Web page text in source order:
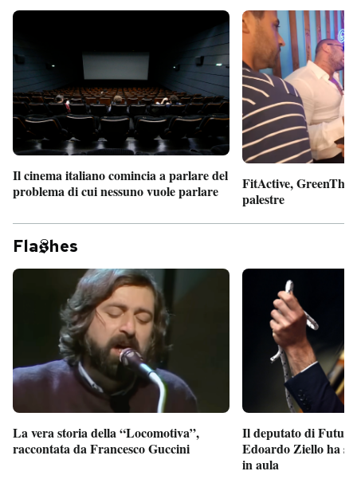
Il cinema italiano comincia a parlare del
problema di cui nessuno vuole parlare
FitActive,
palestre
Fla hes
La vera storia della “Locomotiva”,
raccontata da Francesco Guccini
Il deputato di
Edoardo Ziello ha
in aula